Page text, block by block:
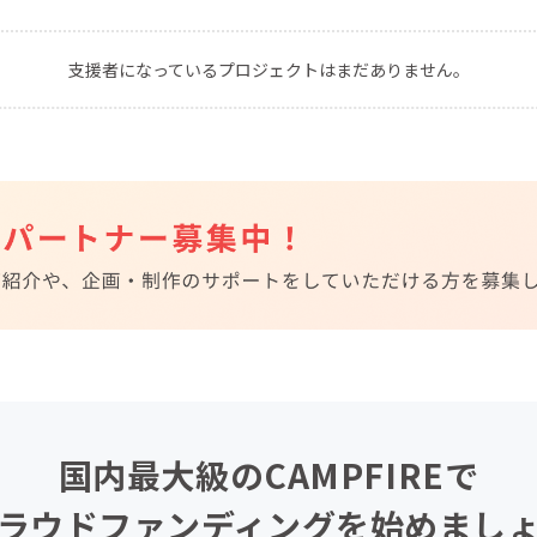
CAMPFIRE for Social Good
CAMPFIRE Creation
CAMPFIREふるさと納税
machi-ya コミュニティ
支援者になっているプロジェクトはまだありません。
国内最大級のCAMPFIREで
ウドファンディングを始めまし